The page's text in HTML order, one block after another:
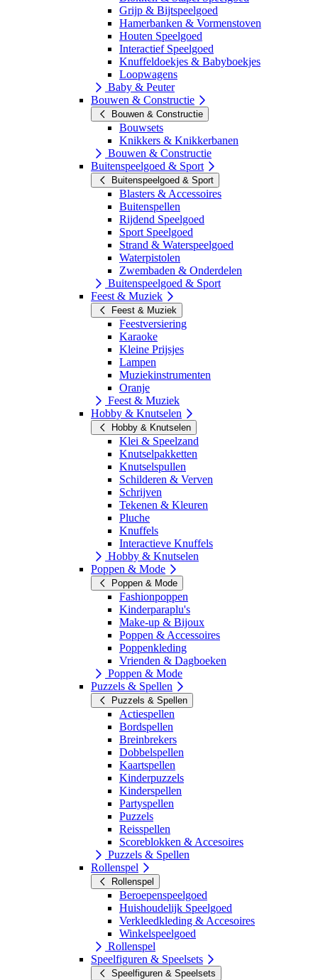
Grijp & Bijtspeelgoed
Hamerbanken & Vormenstoven
Houten Speelgoed
Interactief Speelgoed
Knuffeldoekjes & Babyboekjes
Loopwagens
Baby & Peuter
Bouwen & Constructie
Bouwen & Constructie
Bouwsets
Knikkers & Knikkerbanen
Bouwen & Constructie
Buitenspeelgoed & Sport
Buitenspeelgoed & Sport
Blasters & Accessoires
Buitenspellen
Rijdend Speelgoed
Sport Speelgoed
Strand & Waterspeelgoed
Waterpistolen
Zwembaden & Onderdelen
Buitenspeelgoed & Sport
Feest & Muziek
Feest & Muziek
Feestversiering
Karaoke
Kleine Prijsjes
Lampen
Muziekinstrumenten
Oranje
Feest & Muziek
Hobby & Knutselen
Hobby & Knutselen
Klei & Speelzand
Knutselpakketten
Knutselspullen
Schilderen & Verven
Schrijven
Tekenen & Kleuren
Pluche
Knuffels
Interactieve Knuffels
Hobby & Knutselen
Poppen & Mode
Poppen & Mode
Fashionpoppen
Kinderparaplu's
Make-up & Bijoux
Poppen & Accessoires
Poppenkleding
Vrienden & Dagboeken
Poppen & Mode
Puzzels & Spellen
Puzzels & Spellen
Actiespellen
Bordspellen
Breinbrekers
Dobbelspellen
Kaartspellen
Kinderpuzzels
Kinderspellen
Partyspellen
Puzzels
Reisspellen
Scoreblokken & Accesoires
Puzzels & Spellen
Rollenspel
Rollenspel
Beroepenspeelgoed
Huishoudelijk Speelgoed
Verkleedkleding & Accesoires
Winkelspeelgoed
Rollenspel
Speelfiguren & Speelsets
Speelfiguren & Speelsets